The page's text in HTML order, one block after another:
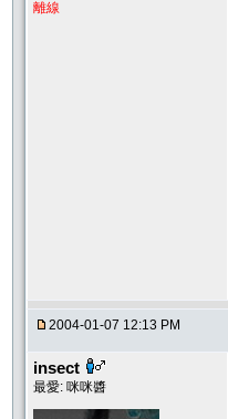
離線
2004-01-07 12:13 PM
insect
最愛: 咪咪醬